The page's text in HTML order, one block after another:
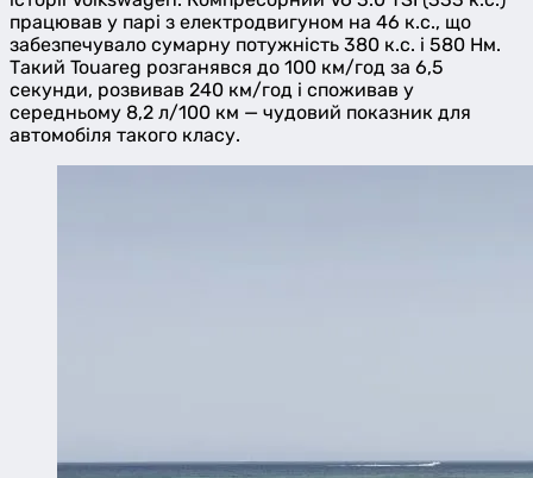
працював у парі з електродвигуном на 46 к.с., що
забезпечувало сумарну потужність 380 к.с. і 580 Нм.
Такий Touareg розганявся до 100 км/год за 6,5
секунди, розвивав 240 км/год і споживав у
середньому 8,2 л/100 км — чудовий показник для
автомобіля такого класу.